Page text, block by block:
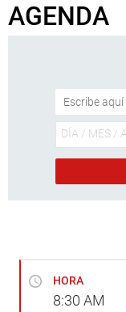
AGENDA
HORA
8:30 AM